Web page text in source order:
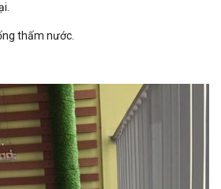
thấm nước.